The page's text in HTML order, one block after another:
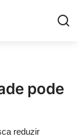
pode
reduzir